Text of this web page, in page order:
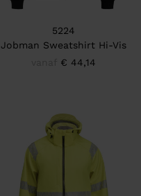
5224
Jobman Sweatshirt Hi-Vis
€ 44,14